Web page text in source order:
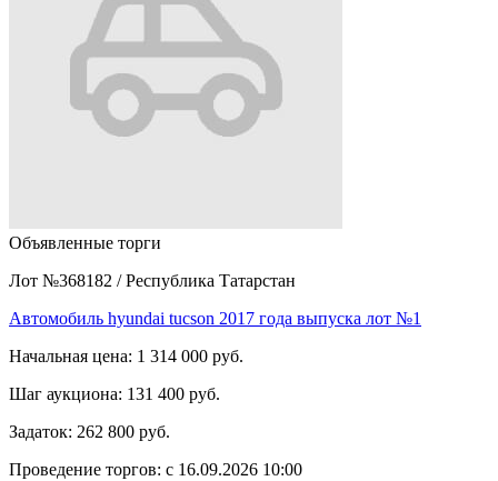
Объявленные торги
Лот №368182 / Республика Татарстан
Автомобиль hyundai tucson 2017 года выпуска лот №1
Начальная цена: 1 314 000 руб.
Шаг аукциона: 131 400 руб.
Задаток: 262 800 руб.
Проведение торгов: с 16.09.2026 10:00